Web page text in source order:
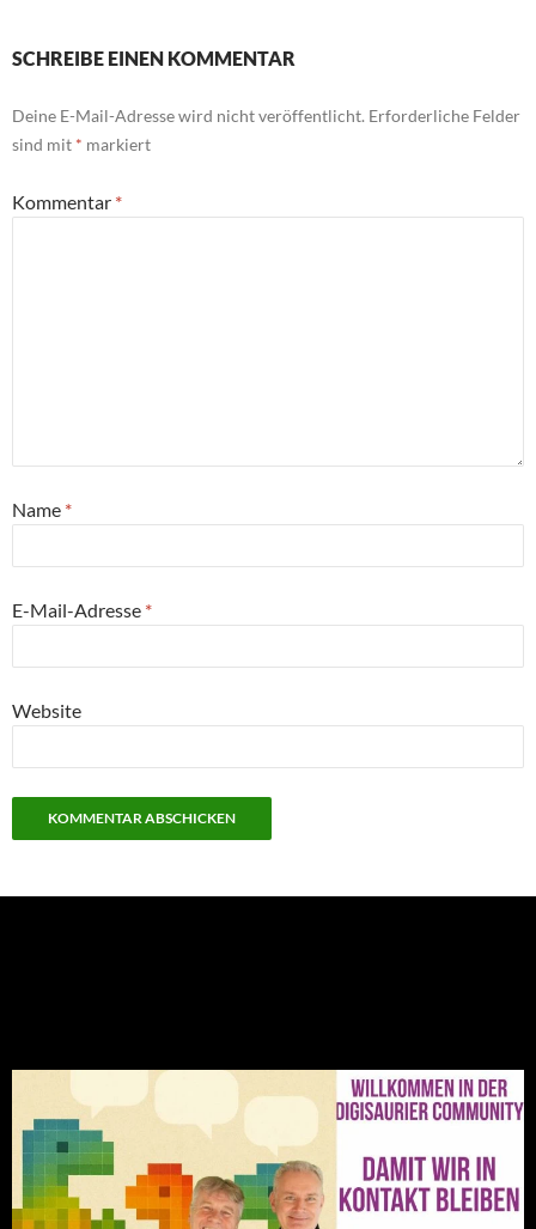
SCHREIBE EINEN KOMMENTAR
Deine E-Mail-Adresse wird nicht veröffentlicht. Erforderliche Felder
sind mit * markiert
Kommentar *
Name *
E-Mail-Adresse *
Website